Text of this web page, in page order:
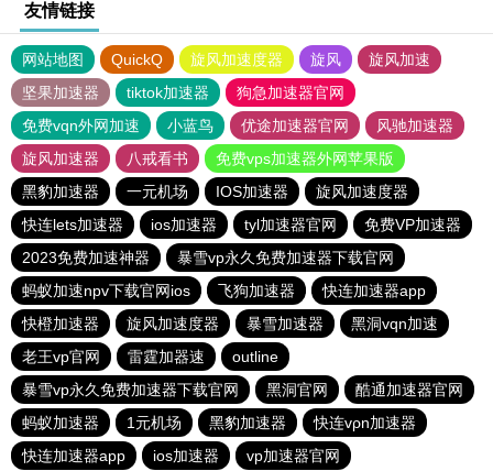
友情链接
网站地图 QuickQ 旋风加速度器 旋风
旋风加速
坚果加速器
tiktok加速器
狗急加速器官网
免费vqn外网加速
小蓝鸟 优途加速器官网
风驰加速器
旋风加速器
八戒看书
免费vps加速器外网苹果版
黑豹加速器
一元机场 IOS加速器
旋风加速度器
快连lets加速器
ios加速器 tyl加速器官网
免费VP加速器
2023免费加速神器
暴雪vp永久免费加速器下载官网
蚂蚁加速npv下载官网ios
飞狗加速器
快连加速器app
快橙加速器
旋风加速度器 暴雪加速器
黑洞vqn加速
老王vp官网
雷霆加器速
outline
暴雪vp永久免费加速器下载官网
黑洞官网
酷通加速器官网
蚂蚁加速器
1元机场 黑豹加速器
快连vρn加速器
快连加速器app
ios加速器 vp加速器官网